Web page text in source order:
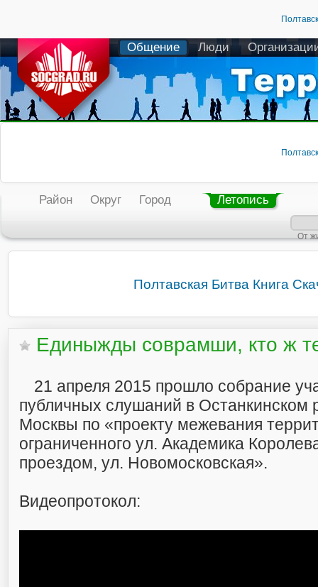
Общение Люди
Район Округ Город Летопись
От
Полтавская Битва Книга
Единыжды соврамши, кто ж
21 апреля 2015 прошло собрание
публичных слушаний в Останкинском
Москвы по «проекту межевания
ограниченного ул. Академика
проездом, ул. Новомосковская».
Видеопротокол: